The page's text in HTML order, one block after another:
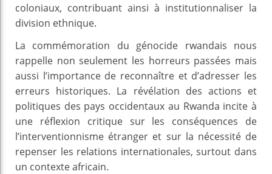
coloniaux, contribuant ainsi à institutionnaliser la
division ethnique.
La commémoration du génocide rwandais nous
rappelle non seulement les horreurs passées mais
aussi l’importance de reconnaître et d’adresser les
erreurs historiques. La révélation des actions et
politiques des pays occidentaux au Rwanda incite à
une réflexion critique sur les conséquences de
l’interventionnisme étranger et sur la nécessité de
repenser les relations internationales, surtout dans
un contexte africain.